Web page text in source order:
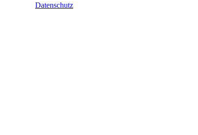
Datenschutz